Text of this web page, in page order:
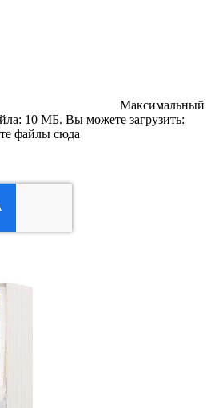
Максимальный
10 МБ. Вы можете загрузить:
файлы сюда